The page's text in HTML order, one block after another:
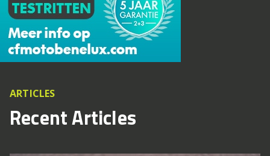
ARTICLES
Recent Articles